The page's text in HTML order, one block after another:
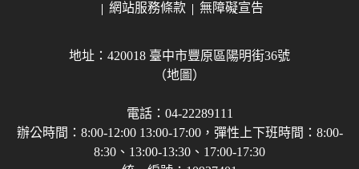
網站服務條款
無障礙宣告
地址：420018 臺中市豐原區陽明街36號
（地圖）
電話：04-22289111
辦公時間：8:00-12:00 13:00-17:00，彈性上下班時間：8:00-
8:30、13:00-13:30、17:00-17:30